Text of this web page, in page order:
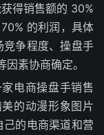
得销售额的 30%
的利润，具体
竞争程度、操盘手
素协商确定。
电商操盘手销售
的动漫形象图片
的电商渠道和营